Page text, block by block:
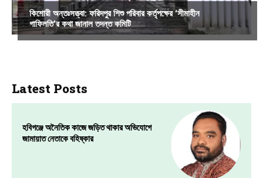
কিশোরী অন্তঃসত্ত্বা: ফরিদপুর শিশু পরিবার কর্তৃপক্ষের ‘সীমাহীন
গাফিলতি’র কথা জানাল তদন্ত কমিটি
Latest Posts
হবিগঞ্জে অনৈতিক কাজে জড়িত থাকার অভিযোগে
জামায়াত নেতাকে বহিষ্কার